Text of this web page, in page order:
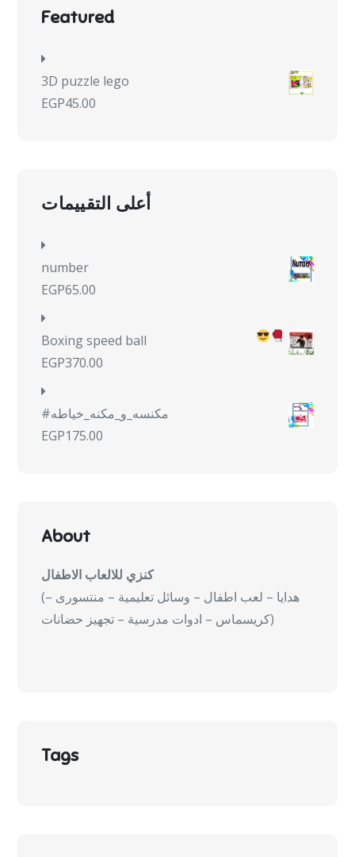
Featured
3D puzzle lego
EGP45.00
أعلى التقييمات
number
EGP65.00
Boxing speed ball
EGP370.00
#مكنسه_و_مكنه_خياطه
EGP175.00
About
كنزي للالعاب الاطفال
(هدايا – لعب اطفال – وسائل تعليمية – منتسورى –
كريسماس – ادوات مدرسية – تجهيز حضانات)
Tags